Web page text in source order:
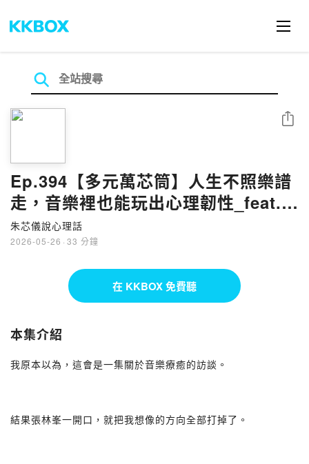
Ep.394【多元萬芯筒】人生不照樂譜
走，音樂裡也能玩出心理韌性_feat.
全盲管樂演奏家 張林峯
朱芯儀說心理話
2026-05-26 · 33 分鐘
分享
在 KKBOX 免費聽
本集介紹
我原本以為，這會是一集關於音樂療癒的訪談。
結果張林峯一開口，就把我想像的方向全部打掉了。